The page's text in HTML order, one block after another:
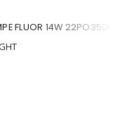
FLUOR 14W 22PO3500K